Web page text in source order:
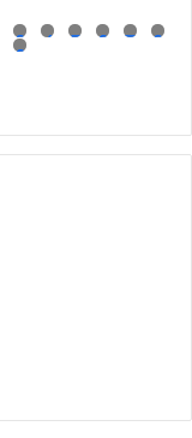
3 4 5 6 7 8
6